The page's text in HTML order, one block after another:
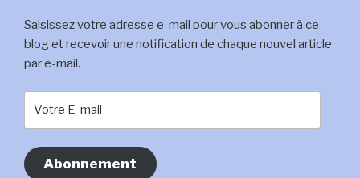
Saisissez votre adresse e-mail pour vous abonner à ce
blog et recevoir une notification de chaque nouvel article
par e-mail.
Abonnement